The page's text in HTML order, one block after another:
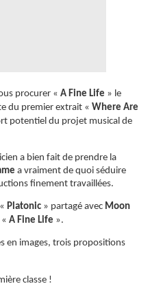
procurer « A Fine Life » le
du premier extrait « Where Are
potentiel du projet musical de
a bien fait de prendre la
a vraiment de quoi séduire
finement travaillées.
Platonic » partagé avec Moon
A Fine Life ».
en images, trois propositions
classe !